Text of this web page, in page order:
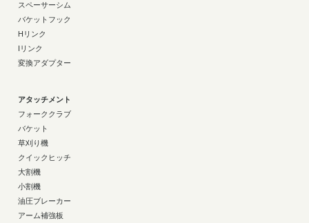
スペーサーシム
バケットフック
Hリンク
Iリンク
変換アダプター
アタッチメント
フォーククラブ
バケット
草刈り機
クイックヒッチ
大割機
小割機
油圧ブレーカー
アーム補強板